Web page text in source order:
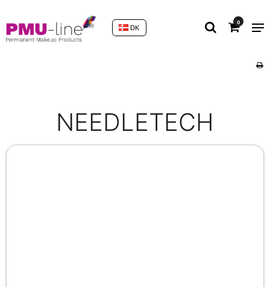
0
DK
NEEDLETECH